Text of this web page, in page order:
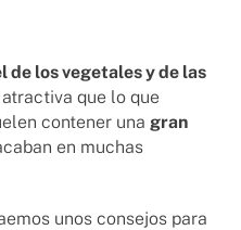
de los vegetales y de las
que lo que
contener una gran
en muchas
unos consejos para